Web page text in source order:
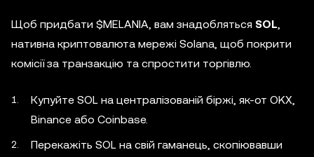
Щоб придбати $MELANIA, вам знадобляться SOL,
нативна криптовалюта мережі Solana, щоб покрити
комісії за транзакцію та спростити торгівлю.
Купуйте SOL на централізованій біржі, як-от OKX,
Binance або Coinbase.
Перекажіть SOL на свій гаманець, скопіювавши